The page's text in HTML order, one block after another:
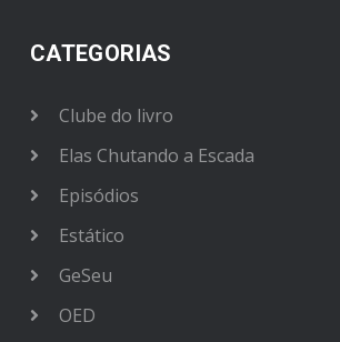
CATEGORIAS
Clube do livro
Elas Chutando a Escada
Episódios
Estático
GeSeu
OED